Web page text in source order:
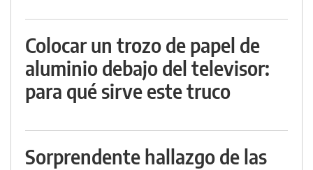
Colocar un trozo de papel de
aluminio debajo del televisor:
para qué sirve este truco
Sorprendente hallazgo de las